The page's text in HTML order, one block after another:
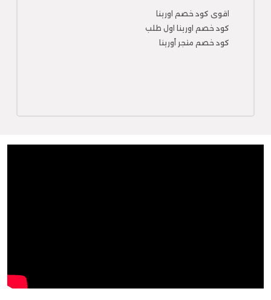
اقوى كود خصم اورينا
كود خصم اورينا اول طلب
كود خصم متجر أورينا